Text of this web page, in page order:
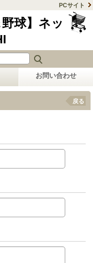
PCサイト
球】ネッ
お問い合わせ
戻る